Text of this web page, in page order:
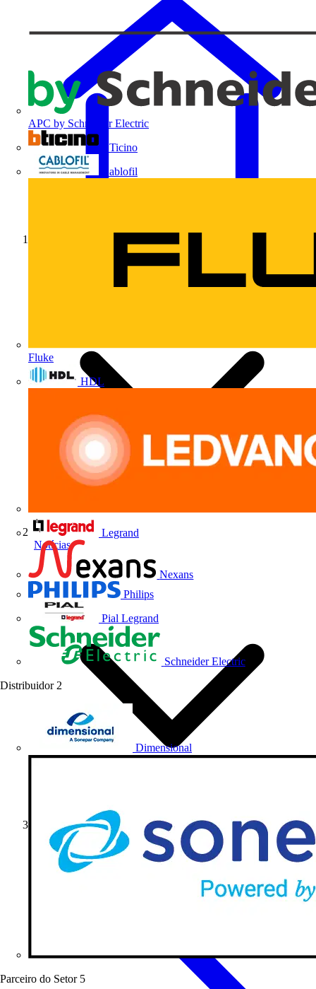
APC by Schneider Electric
BTicino
Cablofil
Fluke
HDL
Legrand
Nexans
Philips
Pial Legrand
Schneider Electric
Distribuidor 2
Dimensional
Parceiro do Setor 5
Notícias
Formativo